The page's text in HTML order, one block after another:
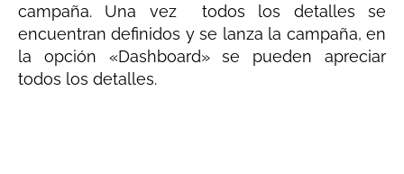
campaña. Una vez todos los detalles se
encuentran definidos y se lanza la campaña, en
la opción «Dashboard» se pueden apreciar
todos los detalles.